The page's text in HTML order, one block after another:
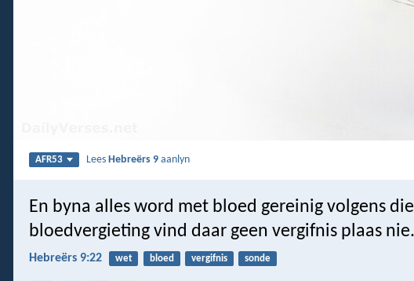
AFR53 LeesHebreërs 9 aanlyn
En byna alles word met bloed gereinig volgens
bloedvergieting vind daar geen vergifnis plaas nie.
Hebreërs 9:22 wet bloed vergifnis sonde